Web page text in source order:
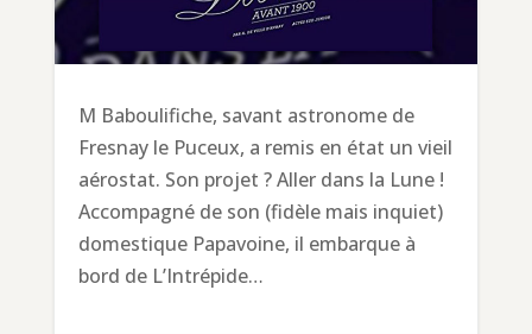
M Baboulifiche, savant astronome de
Fresnay le Puceux, a remis en état un vieil
aérostat. Son projet ? Aller dans la Lune !
Accompagné de son (fidèle mais inquiet)
domestique Papavoine, il embarque à
bord de L’Intrépide…